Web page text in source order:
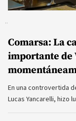
Comarsa: La
importante de
En una controvertida
Lucas Yancarelli, hizo